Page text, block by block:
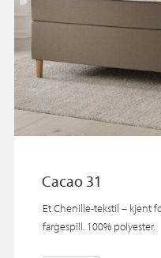
Cacao 31
Et Chenille-tekstil – kjent
fargespill. 100% polyester.